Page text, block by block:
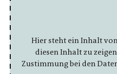
Hier steht ein Inhalt
diesen Inhalt zu
Zustimmung bei den